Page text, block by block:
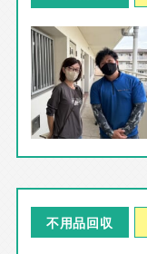
不用品回収